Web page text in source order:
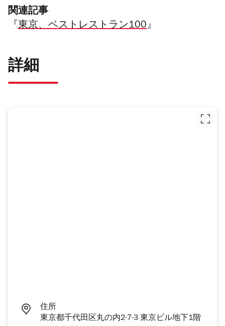
関連記事
『 東京、ベストレストラン100』
詳細
住所
東京都千代田区丸の内2-7-3 東京ビル地下1階